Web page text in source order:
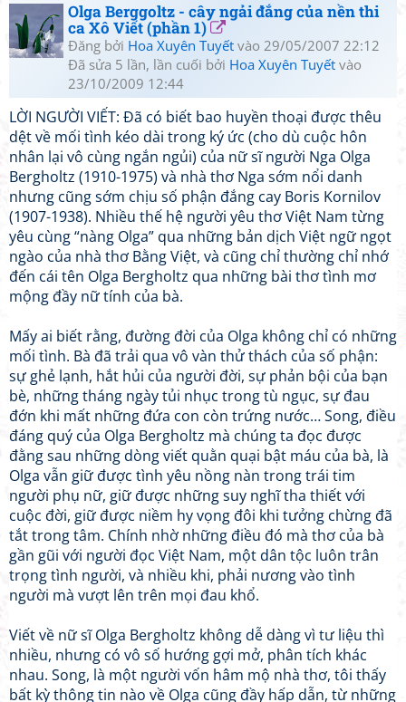
Olga Berggoltz - cây ngải đắng của nền thi
ca Xô Viết (phần 1)
Đăng bởi Hoa Xuyên Tuyết vào 29/05/2007 22:12
Đã sửa 5 lần, lần cuối bởi Hoa Xuyên Tuyết vào
23/10/2009 12:44
LỜI NGƯỜI VIẾT: Đã có biết bao huyền thoại được thêu
dệt về mối tình kéo dài trong ký ức (cho dù cuộc hôn
nhân lại vô cùng ngắn ngủi) của nữ sĩ người Nga Olga
Bergholtz (1910-1975) và nhà thơ Nga sớm nổi danh
nhưng cũng sớm chịu số phận đắng cay Boris Kornilov
(1907-1938). Nhiều thế hệ người yêu thơ Việt Nam từng
yêu cùng “nàng Olga” qua những bản dịch Việt ngữ ngọt
ngào của nhà thơ Bằng Việt, và cũng chỉ thường chỉ nhớ
đến cái tên Olga Bergholtz qua những bài thơ tình mơ
mộng đầy nữ tính của bà.
Mấy ai biết rằng, đường đời của Olga không chỉ có những
mối tình. Bà đã trải qua vô vàn thử thách của số phận:
sự ghẻ lạnh, hắt hủi của người đời, sự phản bội của bạn
bè, những tháng ngày tủi nhục trong tù ngục, sự đau
đớn khi mất những đứa con còn trứng nước… Song, điều
đáng quý của Olga Bergholtz mà chúng ta đọc được
đằng sau những dòng viết quằn quại bật máu của bà, là
Olga vẫn giữ được tình yêu nồng nàn trong trái tim
người phụ nữ, giữ được những suy nghĩ tha thiết với
cuộc đời, giữ được niềm hy vọng đôi khi tưởng chừng đã
tắt trong tâm. Chính nhờ những điều đó mà thơ của bà
gần gũi với người đọc Việt Nam, một dân tộc luôn trân
trọng tình người, và nhiều khi, phải nương vào tình
người mà vượt lên trên mọi đau khổ.
Viết về nữ sĩ Olga Bergholtz không dễ dàng vì tư liệu thì
nhiều, nhưng có vô số hướng gợi mở, phân tích khác
nhau. Song, là một người vốn hâm mộ nhà thơ, tôi thấy
bất kỳ thông tin nào về Olga cũng đầy hấp dẫn, từ những